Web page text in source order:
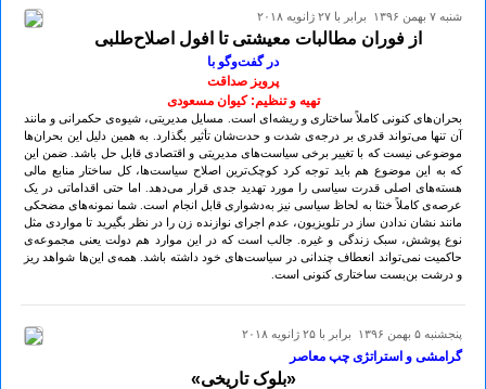
شنبه ۷ بهمن ۱۳۹۶ برابر با ۲۷ ژانويه ۲۰۱۸
از فوران مطالبات معیشتی تا افول اصلاح‌طلبی
در گفت‌وگو با
پرویز صداقت
تهیه و تنظیم: کیوان مسعودی
بحران‌های کنونی کاملاً ساختاری و ریشه‌ای است. مسایل مدیریتی، شیوه‌ی حکمرانی و مانند
آن تنها می‌تواند قدری بر درجه‌ی شدت و حدت‌شان تأثیر بگذارد. به همین دلیل این بحران‌ها
موضوعی نیست که با تغییر برخی سیاست‌های مدیریتی و اقتصادی قابل حل باشد. ضمن این
که به این موضوع هم باید توجه کرد کوچک‌ترین اصلاح سیاست‌ها، کل ساختار منابع مالی
هسته‌های اصلی قدرت سیاسی را مورد تهدید جدی قرار می‌دهد. اما حتی اقداماتی در یک
عرصه‌ی کاملاً خنثا به لحاظ سیاسی نیز به‌دشواری قابل انجام است. شما نمونه‌های مضحکی
مانند نشان ندادن ساز در تلویزیون، عدم اجرای نوازنده زن را در نظر بگیرید تا مواردی مثل
نوع پوشش، سبک زندگی و غیره. جالب است که در این موارد هم دولت یعنی مجموعه‌ی
حاکمیت نمی‌تواند انعطاف چندانی در سیاست‌های خود داشته باشد. همه‌ی این‌ها شواهد ریز
و درشت بن‌بست ساختاری کنونی است.
پنجشنبه ۵ بهمن ۱۳۹۶ برابر با ۲۵ ژانويه ۲۰۱۸
گرامشی و استراتژی چپ معاصر
«بلوک تاریخی»